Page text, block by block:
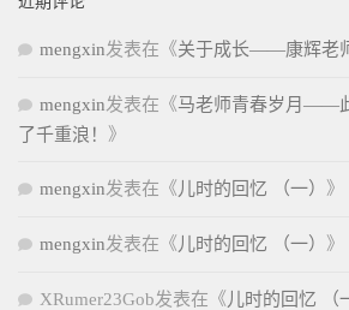
mengxin发表在《关于成长——康辉老
mengxin发表在《马老师青春岁月——
了千重浪！ 》
mengxin发表在《 儿时的回忆 （一） 》
mengxin发表在《 儿时的回忆 （一） 》
XRumer23Gob发表在《 儿时的回忆 （